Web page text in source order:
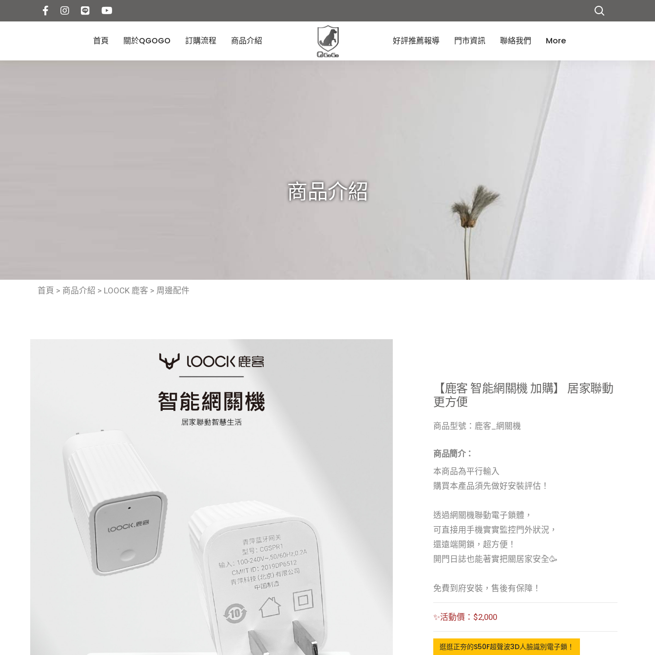
首頁 關於QGOGO 訂購流程 商品介紹 好評推薦報導 門市資訊 聯絡我們 More
商品介紹
首頁 > 商品介紹 > LOOCK 鹿客 > 周邊配件
【鹿客 智能網關機 加購】 居家聯動
更方便
商品型號：鹿客_網關機
商品簡介：
本商品為平行輸入
購買本產品須先做好安裝評估！
透過網關機聯動電子鎖體，
可直接用手機實實監控門外狀況，
還遠端開鎖，超方便！
開門日誌也能著實把關居家安全🥳
免費到府安裝，售後有保障！
✨活動價：$2,000
逛逛正夯的S50F超聲波3D人臉識別電子鎖！